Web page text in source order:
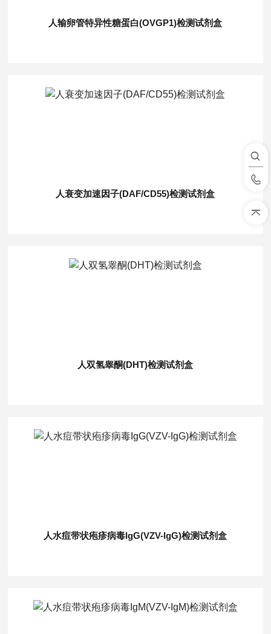
人输卵管特异性糖蛋白(OVGP1)检测试剂盒
人衰变加速因子(DAF/CD55)检测试剂盒
人双氢睾酮(DHT)检测试剂盒
人水痘带状疱疹病毒IgG(VZV-IgG)检测试剂盒